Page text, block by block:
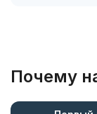
Почему